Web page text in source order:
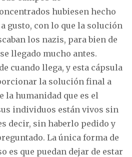
hubiesen hecho
gusto, con lo que la solución
los nazis, para bien de
llegado mucho antes.
cuando llega, y esta cápsula
la solución final a
la humanidad que es el
individuos están vivos sin
decir, sin haberlo pedido y
La única forma de
es que puedan dejar de estar